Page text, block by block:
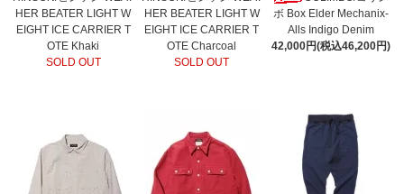
HER BEATER LIGHT W
EIGHT ICE CARRIER T
OTE Khaki
SOLD OUT
HER BEATER LIGHT W
EIGHT ICE CARRIER T
OTE Charcoal
SOLD OUT
ボ Box Elder Mechanix-
Alls Indigo Denim
42,000円(税込46,200円)